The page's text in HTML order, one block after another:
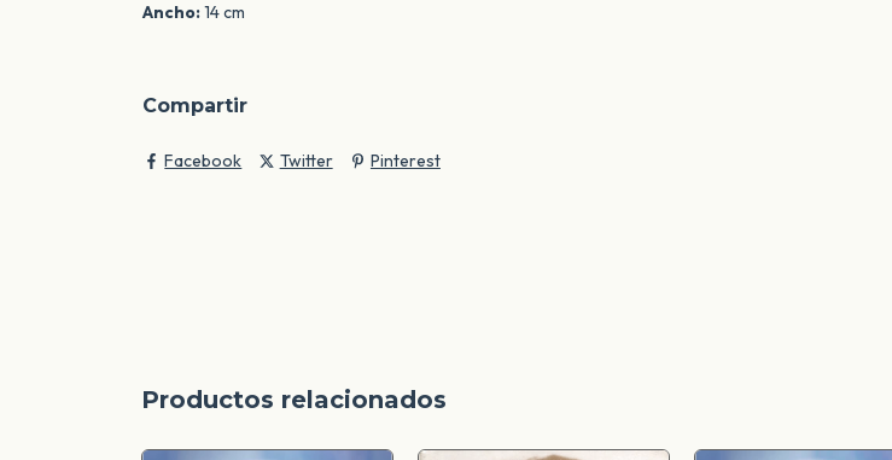
Ancho:14 cm
Compartir
Facebook Twitter Pinterest
Productos relacionados